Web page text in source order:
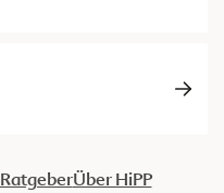
RatgeberÜber HiPP